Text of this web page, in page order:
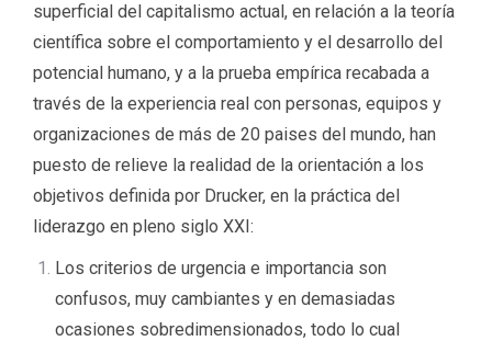
superficial del capitalismo actual, en relación a la teoría
científica sobre el comportamiento y el desarrollo del
potencial humano, y a la prueba empírica recabada a
través de la experiencia real con personas, equipos y
organizaciones de más de 20 paises del mundo, han
puesto de relieve la realidad de la orientación a los
objetivos definida por Drucker, en la práctica del
liderazgo en pleno siglo XXI:
Los criterios de urgencia e importancia son
confusos, muy cambiantes y en demasiadas
ocasiones sobredimensionados, todo lo cual